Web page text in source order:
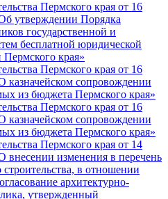
Пермского края от 16
утверждении Порядка
государственной и
бесплатной юридической
края»
Пермского края от 16
казначейском сопровождении
из бюджета Пермского края»
Пермского края от 16
казначейском сопровождении
из бюджета Пермского края»
Пермского края от 14
внесении изменения в перечень
строительства, в отношении
архитектурно-
утвержденный